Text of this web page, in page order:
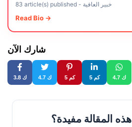
83 article(s) published- خبير العافية
Read Bio →
شارك الآن
3.8 ك 4.7 ك 5 كم 5 كم 4.7 ك
المقالة مفيدة؟